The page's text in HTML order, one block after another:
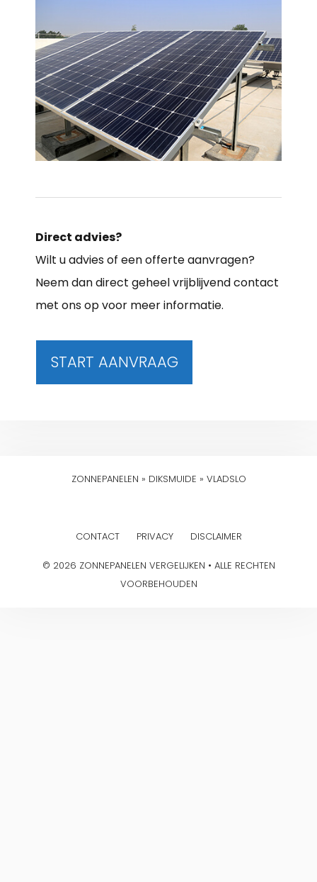
Direct advies?
Wilt u advies of een offerte aanvragen?
Neem dan direct geheel vrijblijvend contact
met ons op voor meer informatie.
START AANVRAAG
ZONNEPANELEN » DIKSMUIDE » VLADSLO
CONTACT PRIVACY DISCLAIMER
© 2026 ZONNEPANELEN VERGELIJKEN • ALLE RECHTEN
VOORBEHOUDEN